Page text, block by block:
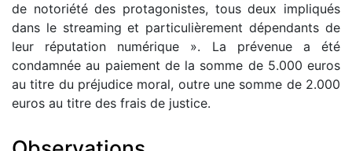
de notoriété des protagonistes, tous deux impliqués
dans le streaming et particulièrement dépendants de
leur réputation numérique ». La prévenue a été
condamnée au paiement de la somme de 5.000 euros
au titre du préjudice moral, outre une somme de 2.000
euros au titre des frais de justice.